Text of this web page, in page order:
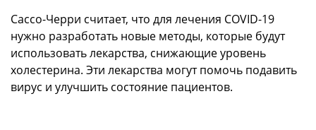
Сассо-Черри считает, что для лечения COVID-19
нужно разработать новые методы, которые будут
использовать лекарства, снижающие уровень
холестерина. Эти лекарства могут помочь подавить
вирус и улучшить состояние пациентов.